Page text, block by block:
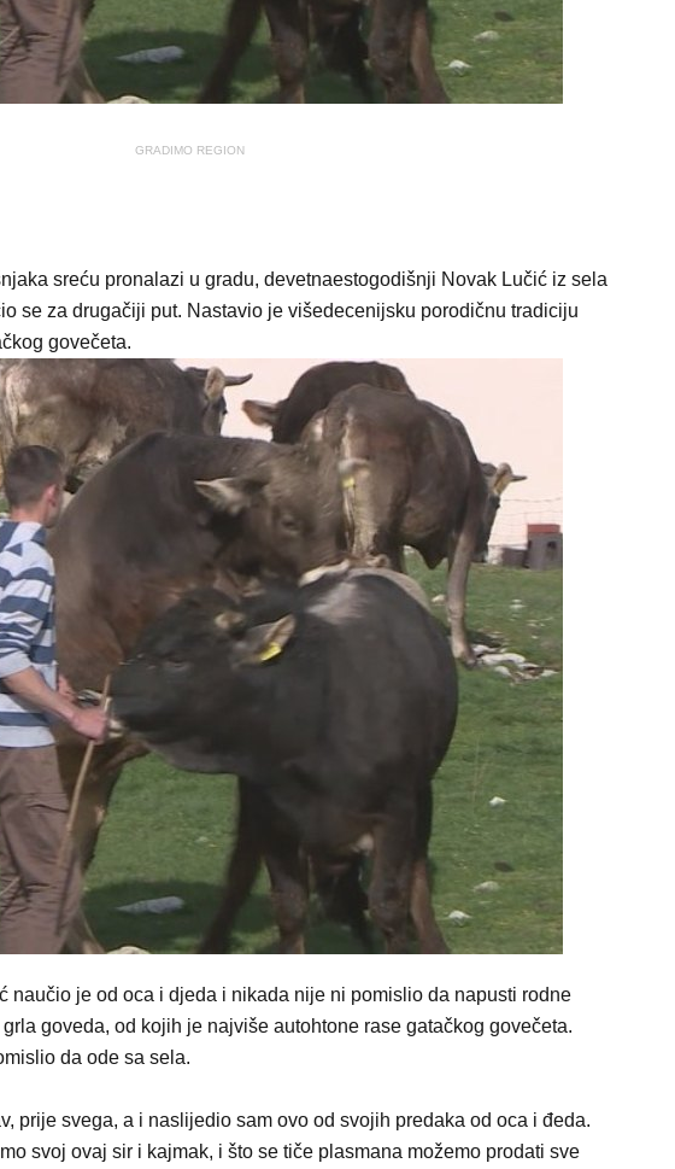
GRADIMO REGION
sreću pronalazi u gradu, devetnaestogodišnji Novak Lučić iz sela
se za drugačiji put. Nastavio je višedecenijsku porodičnu tradiciju
govečeta.
naučio je od oca i djeda i nikada nije ni pomislio da napusti rodne
goveda, od kojih je najviše autohtone rase gatačkog govečeta.
da ode sa sela.
prije svega, a i naslijedio sam ovo od svojih predaka od oca i đeda.
svoj ovaj sir i kajmak, i što se tiče plasmana možemo prodati sve